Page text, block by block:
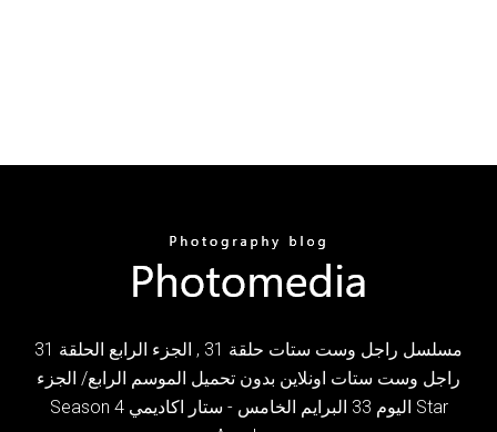
مسلسل راجل وست ستات حلقة 31 , الجزء الرابع الحلقة 31
راجل وست ستات اونلاين بدون تحميل الموسم الرابع/ الجزء
Season 4 اليوم 33 البرايم الخامس - ستار اكاديمي Star